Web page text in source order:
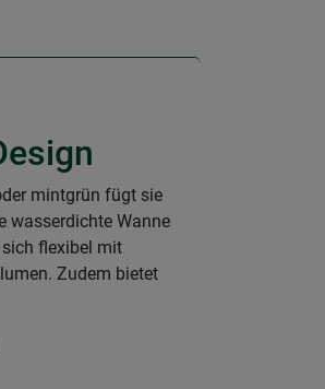
mintgrün fügt sie
wasserdichte Wanne
flexibel mit
Zudem bietet